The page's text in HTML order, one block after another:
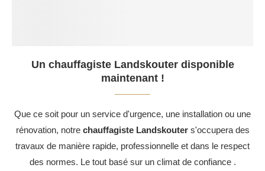
Un chauffagiste Landskouter disponible
maintenant !
Que ce soit pour un service d'urgence, une installation ou une
rénovation, notre chauffagiste Landskouters'occupera des
travaux de manière rapide, professionnelle et dans le respect
des normes. Le tout basé sur un climat de confiance .